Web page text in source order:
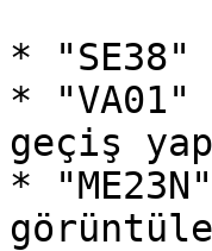
* "SE38"
*
geçiş
*